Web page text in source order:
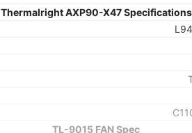
Thermalright AXP90-X47 Specifications
TL-9015 FAN Spec